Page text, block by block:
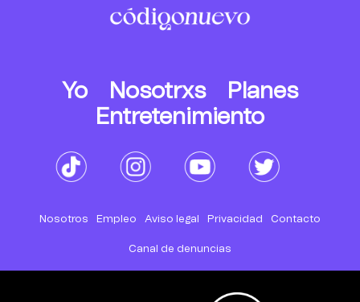
Yo Nosotrxs
Planes
Entretenimiento
Nosotros Empleo Aviso legal Privacidad Contacto
Canal de denuncias